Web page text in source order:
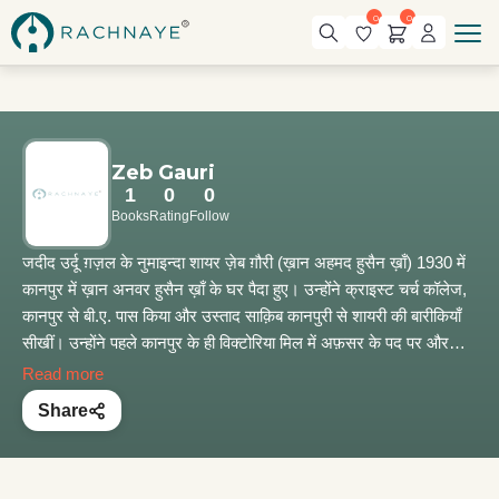
0 0
Zeb Gauri
1
Books
0
Rating
0
Follow
जदीद उर्दू ग़ज़ल के नुमाइन्दा शायर ज़ेब ग़ौरी (ख़ान अहमद हुसैन ख़ाँ) 1930 में
कानपुर में ख़ान अनवर हुसैन ख़ाँ के घर पैदा हुए। उन्होंने क्राइस्ट चर्च कॉलेज,
कानपुर से बी.ए. पास किया और उस्ताद साक़िब कानपुरी से शायरी की बारीकियाँ
सीखीं। उन्होंने पहले कानपुर के ही विक्टोरिया मिल में अफ़सर के पद पर और
उसके बाद सऊदी एयरलाइंस में प्रशासक के पद पर काम किया। ज़ेब ग़ौरी की
शायरी में इस्तिआरे, अलामतें, फ़िक्र की पेचीदगी और अल्फ़ाज़ का तख़लीक़ी
इस्तेमाल अपने पूरे रंग में नज़र आता है। उनकी शायरी के मुरीद हिन्दुस्तान और
Read more
Share